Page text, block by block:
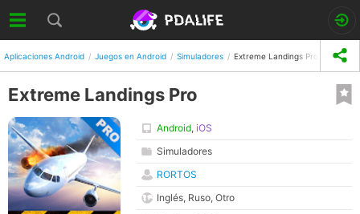
Aplicaciones Android Juegos en Android Simuladores Extreme Landings Pro
Extreme Landings Pro
Android, iOS
Simuladores
RORTOS
Inglés, Ruso, Otro